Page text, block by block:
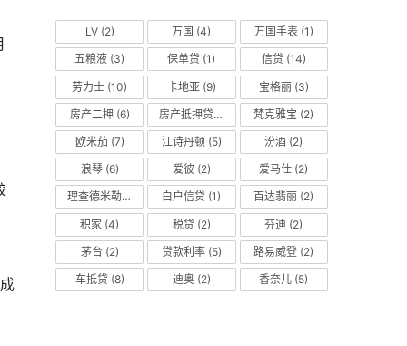
LV(2) 万国 (4) 万国手表(1)
五粮液 (3) 保单贷 (1) 信贷(14)
劳力士 (10) 卡地亚(9) 宝格丽(3)
房产二押(6) 房产抵押贷款 梵克雅宝 (2)
欧米茄(7) 江诗丹顿(5) 汾酒 (2)
浪琴(6) 爱彼 (2) 爱马仕 (2)
理查德米勒
(2) 白户信贷 (1) 百达翡丽 (2)
积家 (4) 税贷(2) 芬迪 (2)
茅台 (2) 贷款利率(5) 路易威登 (2)
车抵贷(8) 迪奥(2) 香奈儿 (5)